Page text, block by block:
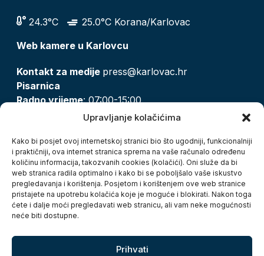
Upravljanje kolačićima
Kako bi posjet ovoj internetskoj stranici bio što ugodniji, funkcionalniji
i praktičniji, ova internet stranica sprema na vaše računalo određenu
količinu informacija, takozvanih cookies (kolačići). Oni služe da bi
web stranica radila optimalno i kako bi se poboljšalo vaše iskustvo
pregledavanja i korištenja. Posjetom i korištenjem ove web stranice
pristajete na upotrebu kolačića koje je moguće i blokirati. Nakon toga
ćete i dalje moći pregledavati web stranicu, ali vam neke mogućnosti
neće biti dostupne.
Prihvati
24.3°C
25.0°C Korana/Karlovac
Web kamere u Karlovcu
Kontakt za medije press@karlovac.hr
Pisarnica
Radno vrijeme: 07:00-15:00
pisarnica@karlovac.hr
Zaštita osobnih podataka
Pristup informacijama
Kolačići
Izjava o pristupačnosti
Turistička zajednica grada Karlovca